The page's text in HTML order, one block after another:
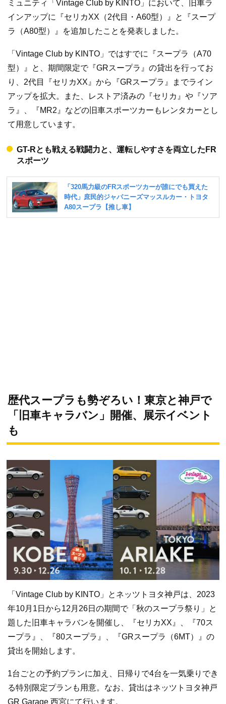
ミュニティ「Vintage Club by KINTO」において、旧車ラ
インアップに『セリカXX（2代目・A60型）』と『スープ
ラ（A80型）』を追加したことを発表しました。
「Vintage Club by KINTO」ではすでに『スープラ（A70
型）』と、期間限定で『GRスープラ』の貸出を行ってお
り、2代目『セリカXX』から『GRスープラ』までライン
アップを拡大。また、レストア済みの『セリカ』や『ソア
ラ』、『MR2』などの旧車スポーツカーもレンタカーとし
て用意しています。
GT-Rとも戦える戦闘力と、運転しやすさを両立したFR
スポーツ
歴代スープラも勢ぞろい！東京と神戸で
「旧車キャラバン」開催、展示イベント
も
「Vintage Club by KINTO」とネッツトヨタ神戸は、2023
年10月1日から12月26日の期間で「秋のスープラ祭り」と
題した旧車キャラバンを開催し、『セリカXX』、『70ス
ープラ』、『80スープラ』、『GRスープラ（6MT）』の
貸出を開始します。
1台ごとの予約プランに加え、日帰りで4台を一気乗りでき
る特別限定プランも用意。なお、貸出はネッツトヨタ神戸
GR Garage 西宮にて行います。